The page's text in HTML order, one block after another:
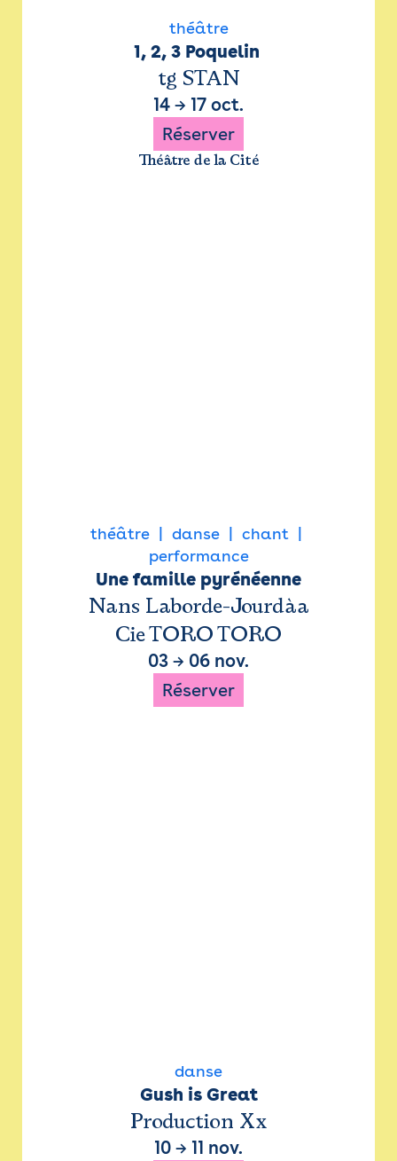
théâtre
1, 2, 3 Poquelin
tg STAN
14 → 17 oct.
Réserver
Théâtre de la Cité
théâtre danse
chant
performance
Une famille pyrénéenne
Nans Laborde-Jourdàa
Cie TORO TORO
03 → 06 nov.
Réserver
danse
Gush is Great
Production Xx
10 → 11 nov.